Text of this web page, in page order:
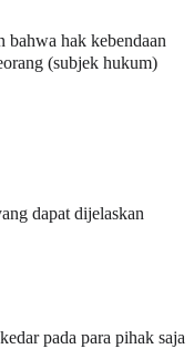
hak kebendaan
(subjek hukum)
dapat dijelaskan
pada para pihak saja